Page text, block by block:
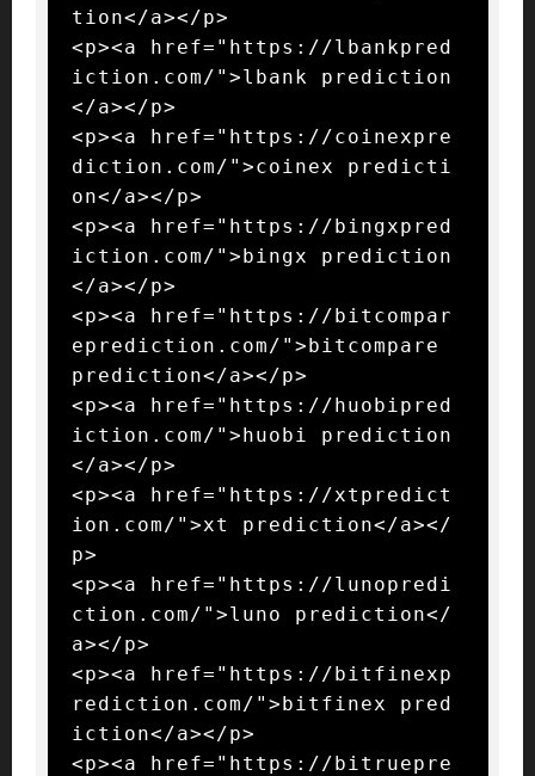
tion</a></p>
<p><a href="https://lbankpred
iction.com/">lbank prediction
</a></p>
<p><a href="https://coinexpre
diction.com/">coinex predicti
on</a></p>
<p><a href="https://bingxpred
iction.com/">bingx prediction
</a></p>
<p><a href="https://bitcompar
eprediction.com/">bitcompare
prediction</a></p>
<p><a href="https://huobipred
iction.com/">huobi prediction
</a></p>
<p><a href="https://xtpredict
ion.com/">xt prediction</a></
p>
<p><a href="https://lunopredi
ction.com/">luno prediction</
a></p>
<p><a href="https://bitfinexp
rediction.com/">bitfinex pred
iction</a></p>
<p><a href="https://bitruepre